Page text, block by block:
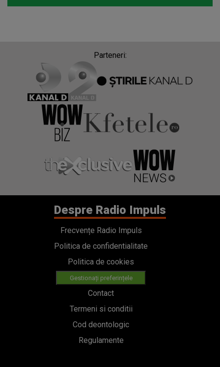
Parteneri:
Despre Radio Impuls
Frecvențe Radio Impuls
Politica de confidentialitate
Politica de cookies
Gestionați preferințele
Contact
Termeni si conditii
Cod deontologic
Regulamente